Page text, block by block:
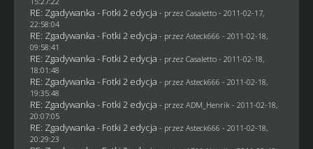
RE: Zgadywanka - Fotki 2 edycja - przez Casaletto- 2011-02-17,
22:58:04
RE: Zgadywanka - Fotki 2 edycja - przez Asteck666 - 2011-02-18,
09:58:41
RE: Zgadywanka - Fotki 2 edycja - przez Casaletto- 2011-02-18,
18:01:48
RE: Zgadywanka - Fotki 2 edycja - przez Asteck666 - 2011-02-18,
19:35:48
RE: Zgadywanka - Fotki 2 edycja - przez ADM_Henrik - 2011-02-18,
20:07:05
RE: Zgadywanka - Fotki 2 edycja - przez Asteck666 - 2011-02-18,
20:29:23